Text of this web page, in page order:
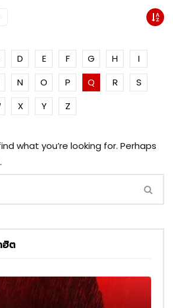
D E F G H
I
N O P Q R
S
X Y Z
what you’re looking for. Perhaps
ฮิต